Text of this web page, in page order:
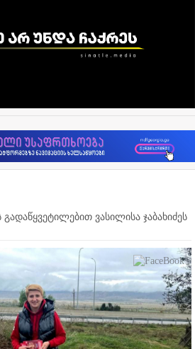
ვასილისა ჯაბახიძეს